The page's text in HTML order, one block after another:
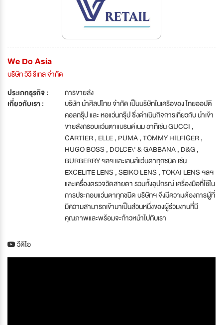
We Do Asia
บริษัท วีวี รีเทล จำกัด
ประเภทธุรกิจ :
การขายส่ง
เกี่ยวกับเรา :
บริษัท นำศิลปไทย จำกัด เป็นบริษัทในเครือของ ไทยออปติ
คอลกรุ๊ป และ หอแว่นกรุ๊ป ซึ่งดำเนินกิจการเกี่ยวกับ นำเข้า
ขายส่งกรอบแว่นตาแบรนด์เนม อาทิเช่น GUCCI ,
CARTIER , ELLE , PUMA , TOMMY HILFIGER ,
HUGO BOSS , DOLCE\' & GABBANA , D&G ,
BURBERRY ฯลฯ และเลนส์แว่นตาทุกชนิด เช่น
EXCELITE LENS , SEIKO LENS , TOKAI LENS ฯลฯ
และเครื่องตรวจวัดสายตา รวมทั้งอุปกรณ์ เครื่องมือที่ใช้ใน
การประกอบแว่นตาทุกชนิด บริษัทฯ จึงมีความต้องการผู้ที่
มีความสามารถเข้ามาเป็นส่วนหนึ่งของผู้ร่วมงานที่มี
คุณภาพและพร้อมจะก้าวหน้าไปกับเรา
วีดีโอ